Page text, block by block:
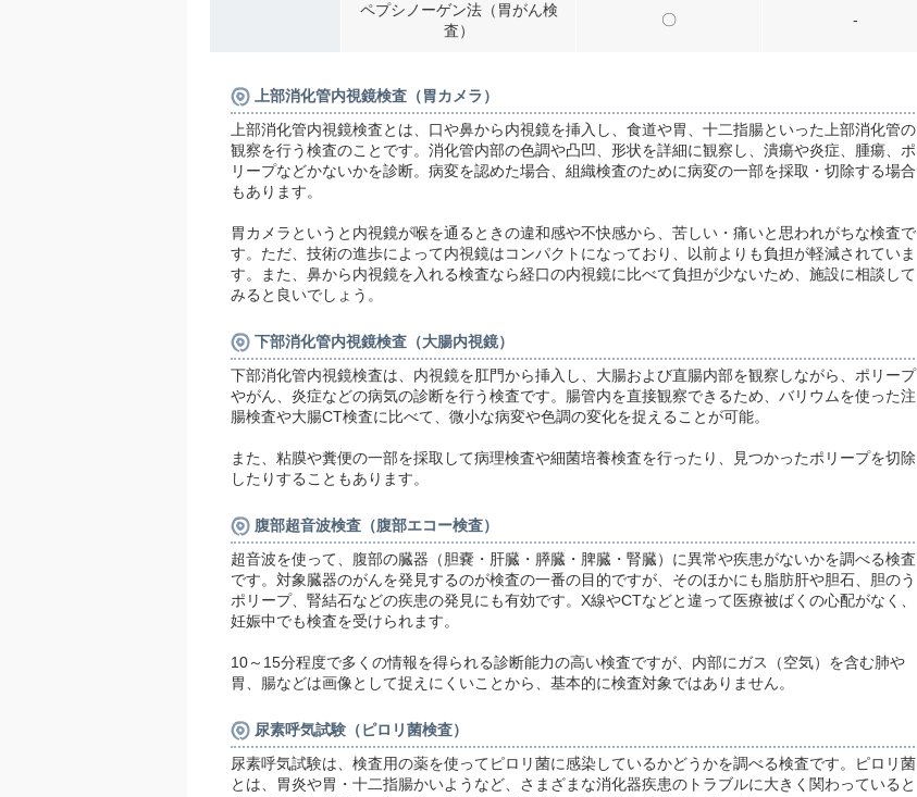
ペプシノーゲン法（胃がん検
査）
〇 -
上部消化管内視鏡検査（胃カメラ）
上部消化管内視鏡検査とは、口や鼻から内視鏡を挿入し、食道や胃、十二指腸といった上部消化管の
観察を行う検査のことです。消化管内部の色調や凸凹、形状を詳細に観察し、潰瘍や炎症、腫瘍、ポ
リープなどかないかを診断。病変を認めた場合、組織検査のために病変の一部を採取・切除する場合
もあります。
胃カメラというと内視鏡が喉を通るときの違和感や不快感から、苦しい・痛いと思われがちな検査で
す。ただ、技術の進歩によって内視鏡はコンパクトになっており、以前よりも負担が軽減されていま
す。また、鼻から内視鏡を入れる検査なら経口の内視鏡に比べて負担が少ないため、施設に相談して
みると良いでしょう。
下部消化管内視鏡検査（大腸内視鏡）
下部消化管内視鏡検査は、内視鏡を肛門から挿入し、大腸および直腸内部を観察しながら、ポリープ
やがん、炎症などの病気の診断を行う検査です。腸管内を直接観察できるため、バリウムを使った注
腸検査や大腸CT検査に比べて、微小な病変や色調の変化を捉えることが可能。
また、粘膜や糞便の一部を採取して病理検査や細菌培養検査を行ったり、見つかったポリープを切除
したりすることもあります。
腹部超音波検査（腹部エコー検査）
超音波を使って、腹部の臓器（胆嚢・肝臓・膵臓・脾臓・腎臓）に異常や疾患がないかを調べる検査
です。対象臓器のがんを発見するのが検査の一番の目的ですが、そのほかにも脂肪肝や胆石、胆のう
ポリープ、腎結石などの疾患の発見にも有効です。X線やCTなどと違って医療被ばくの心配がなく、
妊娠中でも検査を受けられます。
10～15分程度で多くの情報を得られる診断能力の高い検査ですが、内部にガス（空気）を含む肺や
胃、腸などは画像として捉えにくいことから、基本的に検査対象ではありません。
尿素呼気試験（ピロリ菌検査）
尿素呼気試験は、検査用の薬を使ってピロリ菌に感染しているかどうかを調べる検査です。ピロリ菌
とは、胃炎や胃・十二指腸かいようなど、さまざまな消化器疾患のトラブルに大きく関わっていると